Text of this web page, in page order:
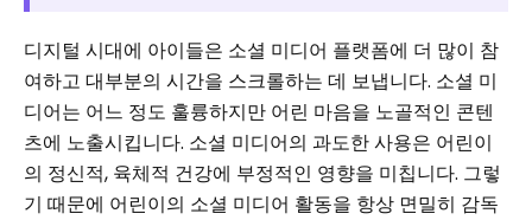
디지털 시대에 아이들은 소셜 미디어 플랫폼에 더 많이 참
여하고 대부분의 시간을 스크롤하는 데 보냅니다. 소셜 미
디어는 어느 정도 훌륭하지만 어린 마음을 노골적인 콘텐
츠에 노출시킵니다. 소셜 미디어의 과도한 사용은 어린이
의 정신적, 육체적 건강에 부정적인 영향을 미칩니다. 그렇
기 때문에 어린이의 소셜 미디어 활동을 항상 면밀히 감독